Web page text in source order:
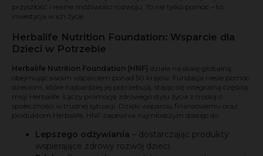
przyszłość i realne możliwości rozwoju. To nie tylko pomoc – to
inwestycja w ich życie.
Herbalife Nutrition Foundation: Wsparcie dla
Dzieci w Potrzebie
Herbalife Nutrition Foundation (HNF) działa na skalę globalną,
obejmując swoim wsparciem ponad 50 krajów. Fundacja niesie pomoc
dzieciom, które najbardziej jej potrzebują, stając się integralną częścią
misji Herbalife. Łączy promocję zdrowego stylu życia z troską o
społeczności w trudnej sytuacji. Dzięki wsparciu finansowemu oraz
produktom Herbalife, HNF zapewnia najmłodszym dostęp do:
Lepszego odżywiania – dostarczając produkty
wspierające zdrowy rozwój dzieci.